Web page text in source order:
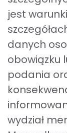
z nauką
jest
danych
obowiązku
podania
wydział